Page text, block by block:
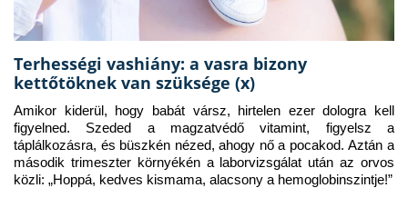
Terhességi vashiány: a vasra bizony
kettőtöknek van szüksége (x)
Amikor kiderül, hogy babát vársz, hirtelen ezer dologra kell
figyelned. Szeded a magzatvédő vitamint, figyelsz a
táplálkozásra, és büszkén nézed, ahogy nő a pocakod. Aztán a
második trimeszter környékén a laborvizsgálat után az orvos
közli: „Hoppá, kedves kismama, alacsony a hemoglobinszintje!”